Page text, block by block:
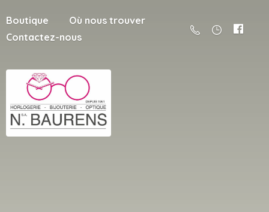
Boutique
Où nous trouver
Contactez-nous